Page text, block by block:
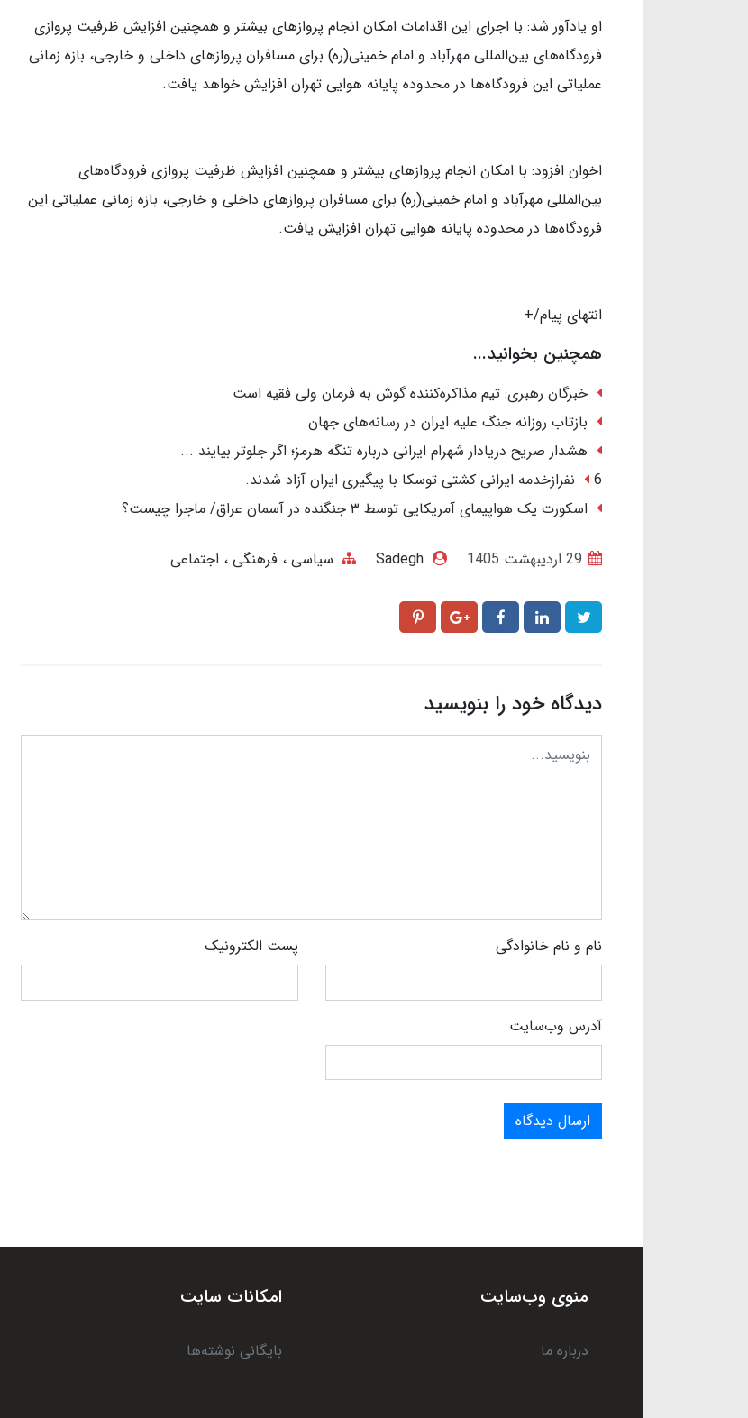
او یادآور شد: با اجرای این اقدامات امکان انجام پروازهای بیشتر و همچنین افزایش ظرفیت پروازی
فرودگاه‌های بین‌المللی مهرآباد و امام خمینی(ره) برای مسافران پروازهای داخلی و خارجی، بازه زمانی
عملیاتی این فرودگاه‌ها در محدوده پایانه هوایی تهران افزایش خواهد یافت.
اخوان افزود: با امکان انجام پروازهای بیشتر و همچنین افزایش ظرفیت پروازی فرودگاه‌های
بین‌المللی مهرآباد و امام خمینی(ره) برای مسافران پروازهای داخلی و خارجی، بازه زمانی عملیاتی این
فرودگاه‌ها در محدوده پایانه هوایی تهران افزایش یافت.
انتهای پیام/+
همچنین بخوانید...
خبرگان رهبری: تیم مذاکره‌کننده گوش به فرمان ولی فقیه است
بازتاب روزانه جنگ علیه ایران در رسانه‌های جهان
هشدار صریح دریادار شهرام ایرانی درباره تنگه هرمز؛ اگر جلوتر بیایند ...
6 نفرازخدمه ایرانی کشتی توسکا با پیگیری ایران آزاد شدند.
اسکورت یک هواپیمای آمریکایی توسط ۳ جنگنده در آسمان عراق/ ماجرا چیست؟
Sadegh سیاسی ، فرهنگی ، اجتماعی
دیدگاه خود را بنویسید
نام و نام خانوادگی پست الکترونیک
آدرس وب‌سایت
ارسال دیدگاه
منوی وب‌سایت
درباره ما
امکانات سایت
بایگانی نوشته‌ها